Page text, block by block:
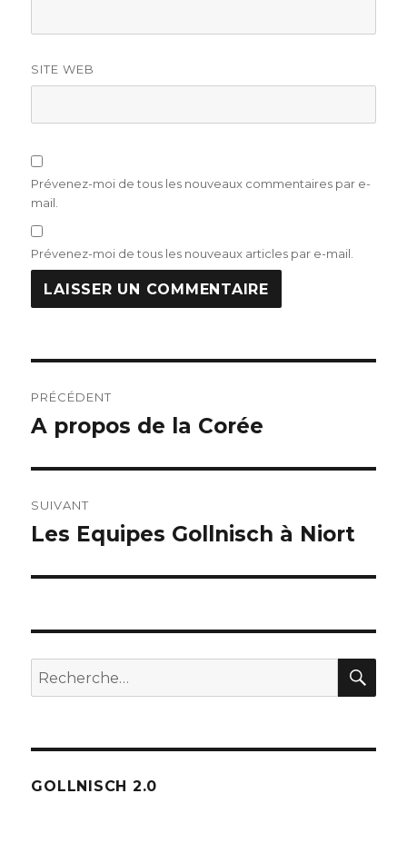
SITE WEB
Prévenez-moi de tous les nouveaux commentaires par e-
mail.
Prévenez-moi de tous les nouveaux articles par e-mail.
de
PRÉCÉDENT
Publication
A propos de la Corée
SUIVANT
Publication
Les Equipes Gollnisch à Niort
Recherche
pour :
GOLLNISCH 2.0